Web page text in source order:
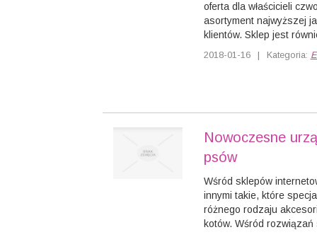
oferta dla właścicieli
asortyment najwyższej
klientów. Sklep jest
2018-01-16 | Kategoria:
Nowoczesne
psów
Wśród sklepów
innymi takie, które
różnego rodzaju
kotów. Wśród